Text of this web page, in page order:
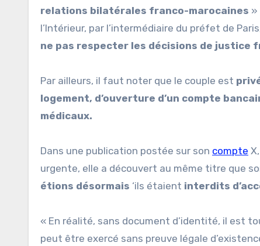
relations bilatérales franco-marocaines »
l’Intérieur, par l’intermédiaire du préfet de
ne pas respecter les décisions de justice
Par ailleurs, il faut noter que le couple est
logement, d’ouverture d’un compte
médicaux.
Dans une publication postée sur son compte
urgente, elle a découvert au même titre que
étions désormais ‘ils étaient interdits
« En réalité, sans document d’identité, il est
peut être exercé sans preuve légale